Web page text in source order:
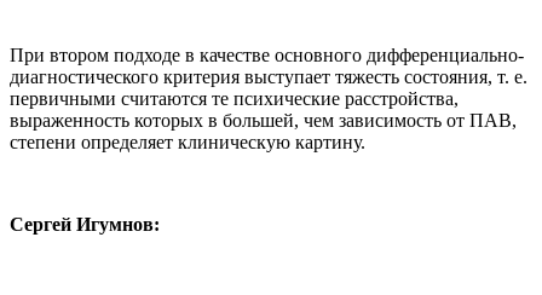
При втором подходе в качестве основного дифференциально-
диагностического критерия выступает тяжесть состояния, т. е.
первичными считаются те психические расстройства,
выраженность которых в большей, чем зависимость от ПАВ,
степени определяет клиническую картину.
Сергей Игумнов: